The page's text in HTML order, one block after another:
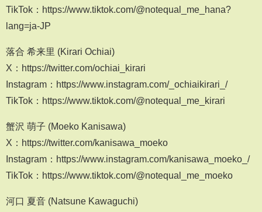
TikTok：https://www.tiktok.com/@notequal_me_hana?
lang=ja-JP
落合 希来里 (Kirari Ochiai)
X：https://twitter.com/ochiai_kirari
Instagram：https://www.instagram.com/_ochiaikirari_/
TikTok：https://www.tiktok.com/@notequal_me_kirari
蟹沢 萌子 (Moeko Kanisawa)
X：https://twitter.com/kanisawa_moeko
Instagram：https://www.instagram.com/kanisawa_moeko_/
TikTok：https://www.tiktok.com/@notequal_me_moeko
河口 夏音 (Natsune Kawaguchi)